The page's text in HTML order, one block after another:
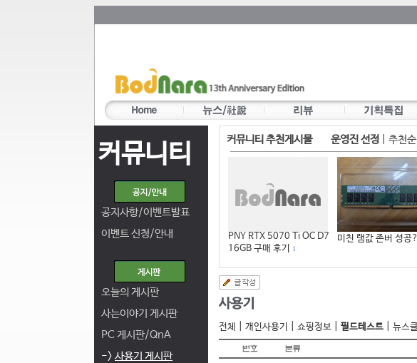
커뮤니티
공지사항/이벤트발표
이벤트 신청/안내
오늘의 게시판
사는이야기 게시판
PC 게시판/QnA
-> 사용기 게시판
커뮤니티 추천게시물 운영진 선정 추천순
PNY RTX 5070 Ti OC D7
16GB 구매 후기
1
미친 램값 존버 성공?
전체 개인사용기 쇼핑정보 필드테스트 뉴스